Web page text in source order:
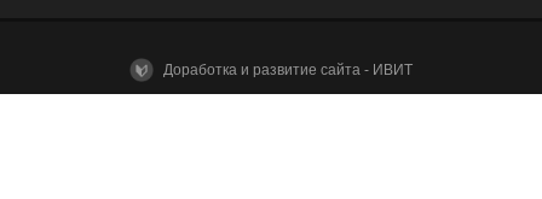
Доработка и развитие сайта - ИВИТ